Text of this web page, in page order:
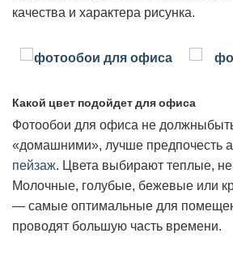
качества и характера рисунка.
Какой цвет подойдет для офиса
Фотообои для офиса не
«домашними», лучше предпочесть
пейзаж. Цвета выбирают теплые,
Молочные, голубые, бежевые или
— самые оптимальные для
проводят большую часть времени.